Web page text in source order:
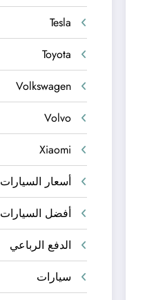
Tesla
Toyota
Volkswagen
Volvo
Xiaomi
أسعار السيارات
أفضل السيارات
الدفع الرباعي
سيارات